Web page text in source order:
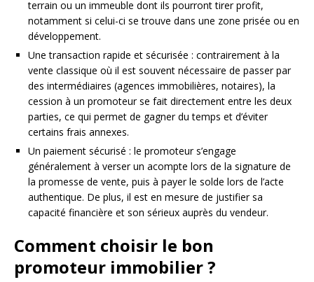
terrain ou un immeuble dont ils pourront tirer profit,
notamment si celui-ci se trouve dans une zone prisée ou en
développement.
Une transaction rapide et sécurisée : contrairement à la
vente classique où il est souvent nécessaire de passer par
des intermédiaires (agences immobilières, notaires), la
cession à un promoteur se fait directement entre les deux
parties, ce qui permet de gagner du temps et d’éviter
certains frais annexes.
Un paiement sécurisé : le promoteur s’engage
généralement à verser un acompte lors de la signature de
la promesse de vente, puis à payer le solde lors de l’acte
authentique. De plus, il est en mesure de justifier sa
capacité financière et son sérieux auprès du vendeur.
Comment choisir le bon
promoteur immobilier ?